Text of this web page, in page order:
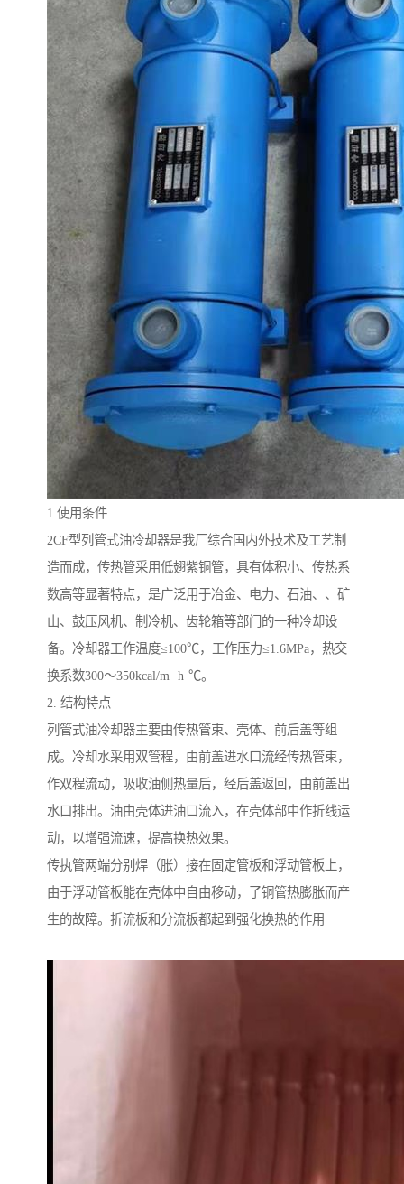
1.使用条件
2CF型列管式油冷却器是我厂综合国内外技术及工艺制
造而成，传热管采用低翅紫铜管，具有体积小、传热系
数高等显著特点，是广泛用于冶金、电力、石油、、矿
山、鼓压风机、制冷机、齿轮箱等部门的一种冷却设
备。冷却器工作温度≤100℃，工作压力≤1.6MPa，热交
换系数300～350kcal/m ·h·℃。
2. 结构特点
列管式油冷却器主要由传热管束、壳体、前后盖等组
成。冷却水采用双管程，由前盖进水口流经传热管束，
作双程流动，吸收油侧热量后，经后盖返回，由前盖出
水口排出。油由壳体进油口流入，在壳体部中作折线运
动，以增强流速，提高换热效果。
传执管两端分别焊（胀）接在固定管板和浮动管板上，
由于浮动管板能在壳体中自由移动，了铜管热膨胀而产
生的故障。折流板和分流板都起到强化换热的作用